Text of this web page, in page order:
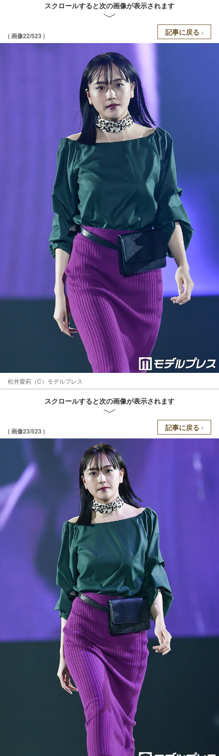
スクロールすると次の画像が表示されます
( 画像22/523 ) 記事に戻る
松井愛莉（C）モデルプレス
スクロールすると次の画像が表示されます
( 画像23/523 ) 記事に戻る